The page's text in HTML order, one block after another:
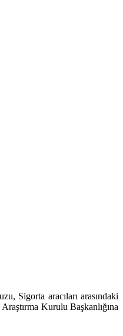
Sigorta aracıları arasındaki
Kurulu Başkanlığına